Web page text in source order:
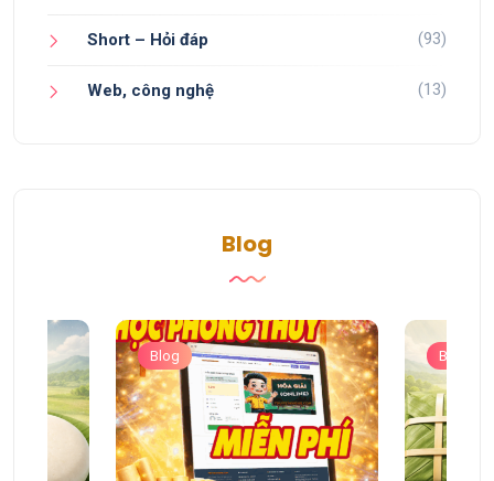
Short – Hỏi đáp (93)
Web, công nghệ (13)
Blog
Blog Blog